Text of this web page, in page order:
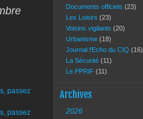
Documents officiels (23)
Les Loisirs (23)
Voisins vigilants (20)
Urbanisme (18)
Journal l'Echo du CIQ (16)
La Sécurité (11)
Le PPRIF (11)
Archives
2026